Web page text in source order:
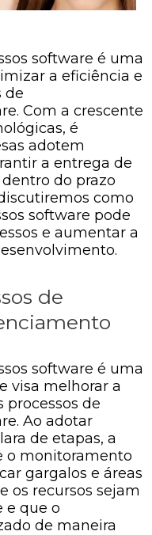
software é uma
a eficiência e
de
Com a crescente
é
adotem
a entrega de
do prazo
como
software pode
e aumentar a
de
software é uma
visa melhorar a
processos de
Ao adotar
de etapas, a
o monitoramento
gargalos e áreas
os recursos sejam
e que o
de maneira